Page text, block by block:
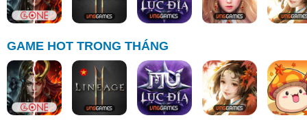
GAME HOT TRONG THÁNG